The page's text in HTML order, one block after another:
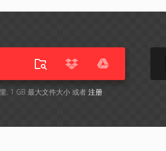
. 1 GB 最大文件大小 或者 注册